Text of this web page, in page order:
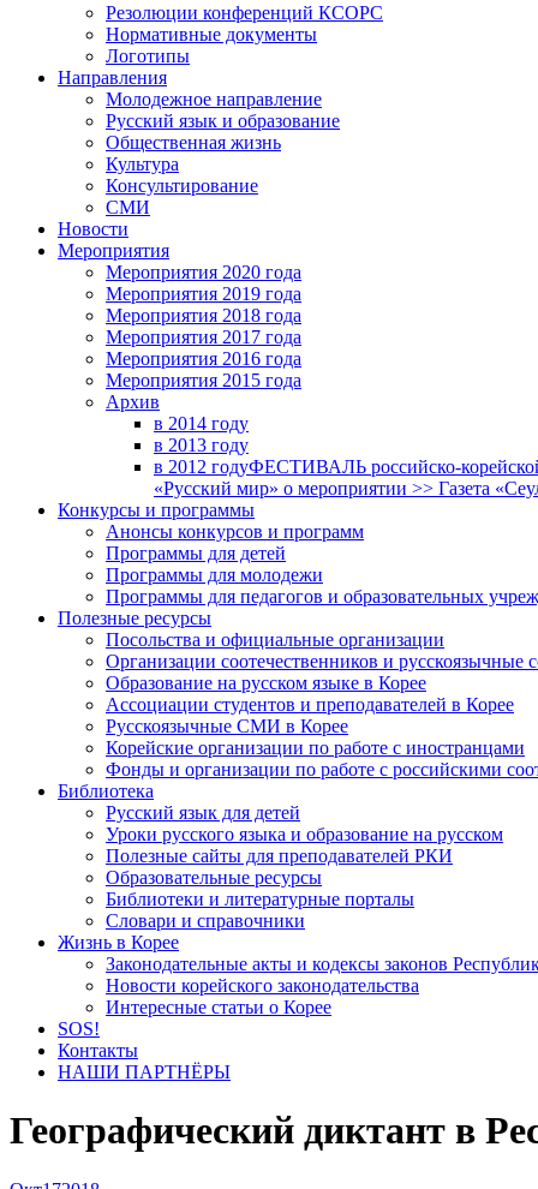
Резолюции конференций КСОРС
Нормативные документы
Логотипы
Направления
Молодежное направление
Русский язык и образование
Общественная жизнь
Культура
Консультирование
СМИ
Новости
Мероприятия
Мероприятия 2020 года
Мероприятия 2019 года
Мероприятия 2018 годa
Мероприятия 2017 года
Мероприятия 2016 года
Мероприятия 2015 года
Архив
в 2014 году
в 2013 году
в 2012 годуФЕСТИВАЛЬ российско-
«Русский мир» о мероприятии >> Газета
Конкурсы и программы
Анонсы конкурсов и программ
Программы для детей
Программы для молодежи
Программы для педагогов и образовательных
Полезные ресурсы
Посольства и официальные организации
Организации соотечественников и русскоязычные
Образование на русском языке в Корее
Ассоциации студентов и преподавателей в Корее
Русскоязычные СМИ в Корее
Корейские организации по работе с иностранцами
Фонды и организации по работе с российскими
Библиотека
Русский язык для детей
Уроки русского языка и образование на русском
Полезные сайты для преподавателей РКИ
Образовательные ресурсы
Библиотеки и литературные порталы
Словари и справочники
Жизнь в Корее
Законодательные акты и кодексы законов
Новости корейского законодательства
Интересные статьи о Корее
SOS!
Контакты
НАШИ ПАРТНЁРЫ
Географический диктант в